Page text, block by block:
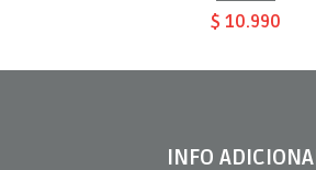
$ 10.990
INFO